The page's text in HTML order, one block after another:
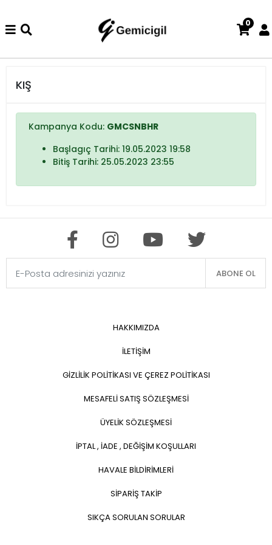
iade ve değişim işlemi yoktur.
0
KIŞ
Kampanya Kodu: GMCSNBHR
Başlagıç Tarihi: 19.05.2023 19:58
Bitiş Tarihi: 25.05.2023 23:55
ABONE OL
HAKKIMIZDA
İLETİŞİM
GİZLİLİK POLİTİKASI VE ÇEREZ POLİTİKASI
MESAFELİ SATIŞ SÖZLEŞMESİ
ÜYELİK SÖZLEŞMESİ
İPTAL , İADE , DEĞİŞİM KOŞULLARI
HAVALE BİLDİRİMLERİ
SİPARİŞ TAKİP
SIKÇA SORULAN SORULAR